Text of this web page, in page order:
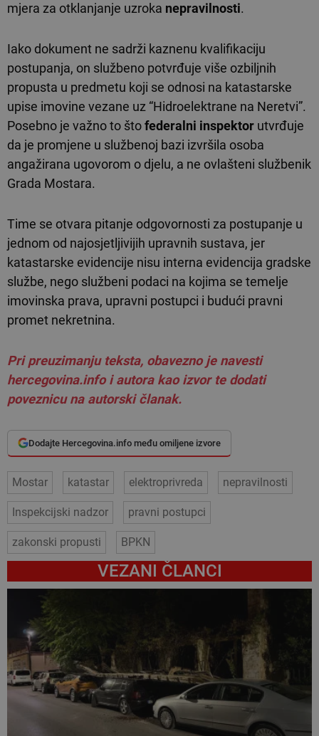
mjera za otklanjanje uzroka nepravilnosti.
Iako dokument ne sadrži kaznenu kvalifikaciju
postupanja, on službeno potvrđuje više ozbiljnih
propusta u predmetu koji se odnosi na katastarske
upise imovine vezane uz “Hidroelektrane na Neretvi”.
Posebno je važno to štofederalni inspektor utvrđuje
da je promjene u službenoj bazi izvršila osoba
angažirana ugovorom o djelu, a ne ovlašteni službenik
Grada Mostara.
Time se otvara pitanje odgovornosti za postupanje u
jednom od najosjetljivijih upravnih sustava, jer
katastarske evidencije nisu interna evidencija gradske
službe, nego službeni podaci na kojima se temelje
imovinska prava, upravni postupci i budući pravni
promet nekretnina.
Pri preuzimanju teksta, obavezno je navesti
hercegovina.info i autora kao izvor te dodati
poveznicu na autorski članak.
Dodajte Hercegovina.info među omiljene izvore
Mostar katastar elektroprivreda nepravilnosti
Inspekcijski nadzor pravni postupci
zakonski propusti BPKN
VEZANI ČLANCI